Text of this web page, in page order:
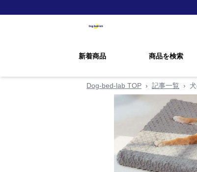
新着商品 商品を検索
Dog-bed-lab TOP › 記事一覧 ›